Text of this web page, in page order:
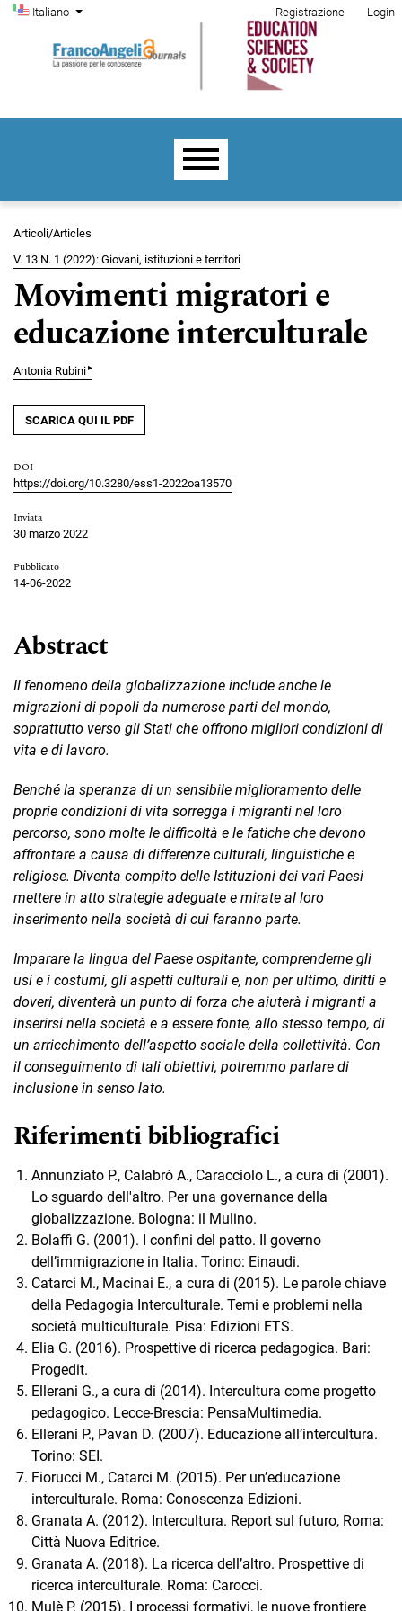
Salta al menu principale di navigazione
Salta al contenuto principale
Salta al piè di pagina del sito
Cambia la lingua. La lingua corrente è:
Italiano
Menu di amministrazione
Registrazione Login
Menu principale
Articoli/Articles
V. 13 N. 1 (2022): Giovani, istituzioni e territori
Movimenti migratori e
educazione interculturale
Antonia Rubini▸
SCARICA QUI IL PDF
DOI
https://doi.org/10.3280/ess1-2022oa13570
Inviata
30 marzo 2022
Pubblicato
14-06-2022
Abstract
Il fenomeno della globalizzazione include anche le
migrazioni di popoli da numerose parti del mondo,
soprattutto verso gli Stati che offrono migliori condizioni di
vita e di lavoro.
Benché la speranza di un sensibile miglioramento delle
proprie condizioni di vita sorregga i migranti nel loro
percorso, sono molte le difficoltà e le fatiche che devono
affrontare a causa di differenze culturali, linguistiche e
religiose. Diventa compito delle Istituzioni dei vari Paesi
mettere in atto strategie adeguate e mirate al loro
inserimento nella società di cui faranno parte.
Imparare la lingua del Paese ospitante, comprenderne gli
usi e i costumi, gli aspetti culturali e, non per ultimo, diritti e
doveri, diventerà un punto di forza che aiuterà i migranti a
inserirsi nella società e a essere fonte, allo stesso tempo, di
un arricchimento dell’aspetto sociale della collettività. Con
il conseguimento di tali obiettivi, potremmo parlare di
inclusione in senso lato.
Riferimenti bibliografici
Annunziato P., Calabrò A., Caracciolo L., a cura di (2001).
Lo sguardo dell'altro. Per una governance della
globalizzazione. Bologna: il Mulino.
Bolaffi G. (2001). I confini del patto. Il governo
dell’immigrazione in Italia. Torino: Einaudi.
Catarci M., Macinai E., a cura di (2015). Le parole chiave
della Pedagogia Interculturale. Temi e problemi nella
società multiculturale. Pisa: Edizioni ETS.
Elia G. (2016). Prospettive di ricerca pedagogica. Bari:
Progedit.
Ellerani G., a cura di (2014). Intercultura come progetto
pedagogico. Lecce-Brescia: PensaMultimedia.
Ellerani P., Pavan D. (2007). Educazione all’intercultura.
Torino: SEI.
Fiorucci M., Catarci M. (2015). Per un’educazione
interculturale. Roma: Conoscenza Edizioni.
Granata A. (2012). Intercultura. Report sul futuro, Roma:
Città Nuova Editrice.
Granata A. (2018). La ricerca dell’altro. Prospettive di
ricerca interculturale. Roma: Carocci.
Mulè P. (2015). I processi formativi, le nuove frontiere